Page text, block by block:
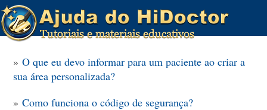
» O que eu devo informar para um paciente ao criar a
sua área personalizada?
» Como funciona o código de segurança?